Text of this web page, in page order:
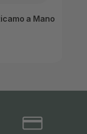
a Mano